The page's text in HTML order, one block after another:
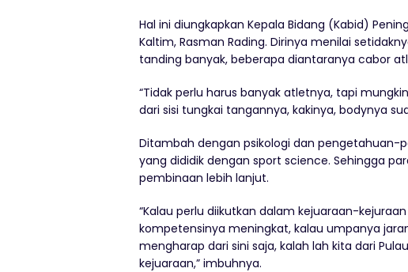
Hal ini diungkapkan Kepala Bidang (Kabid)
Kaltim, Rasman Rading. Dirinya menilai
tanding banyak, beberapa diantaranya cabor
“Tidak perlu harus banyak atletnya, tapi
dari sisi tungkai tangannya, kakinya, bodynya
Ditambah dengan psikologi dan pengetahuan-
yang dididik dengan sport science. Sehingga
pembinaan lebih lanjut.
“Kalau perlu diikutkan dalam kejuaraan-
kompetensinya meningkat, kalau umpanya
mengharap dari sini saja, kalah lah kita dari
kejuaraan,” imbuhnya.